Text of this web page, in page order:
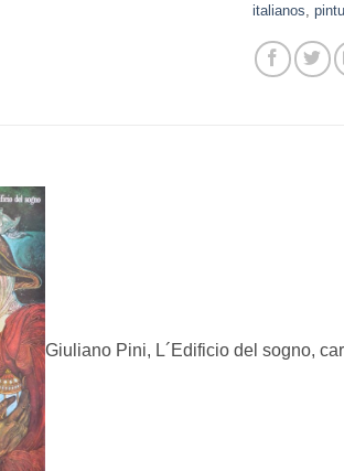
italianos ,
Giuliano Pini, L´Edificio del sogno,